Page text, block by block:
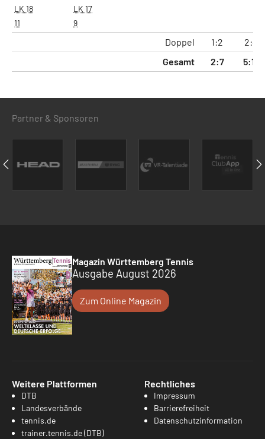
LK 18
11
LK 17
9
Doppel 1:2
2:4
Gesamt
2:7 5:15
Partner & Sponsoren
Magazin Württemberg Tennis
Ausgabe August 2026
Zum Online Magazin
Weitere Plattformen
DTB
Landesverbände
tennis.de
trainer.tennis.de (DTB)
Rechtliches
Impressum
Barrierefreiheit
Datenschutzinformation